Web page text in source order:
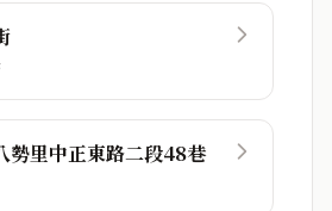
勢里中正東路二段48巷